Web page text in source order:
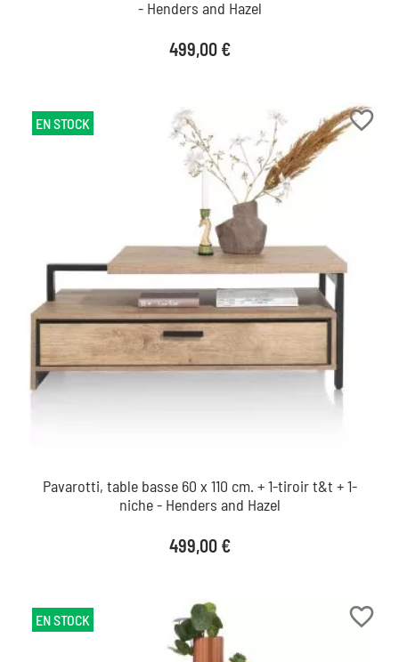
- Henders and Hazel
Prix
499,00 €
favorite_border
Pavarotti, table basse 60 x 110 cm. + 1-tiroir t&t + 1-
niche - Henders and Hazel
Prix
499,00 €
EN STOCK
favorite_border
EN STOCK